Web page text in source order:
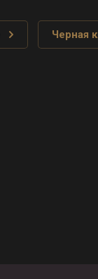
Черная